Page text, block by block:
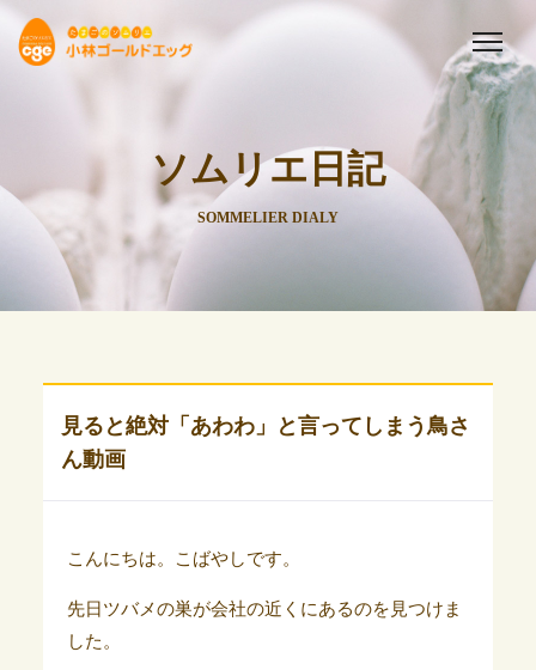
ソムリエ日記
SOMMELIER DIALY
見ると絶対「あわわ」と言ってしまう鳥さ
ん動画
こんにちは。こばやしです。
先日ツバメの巣が会社の近くにあるのを見つけま
した。